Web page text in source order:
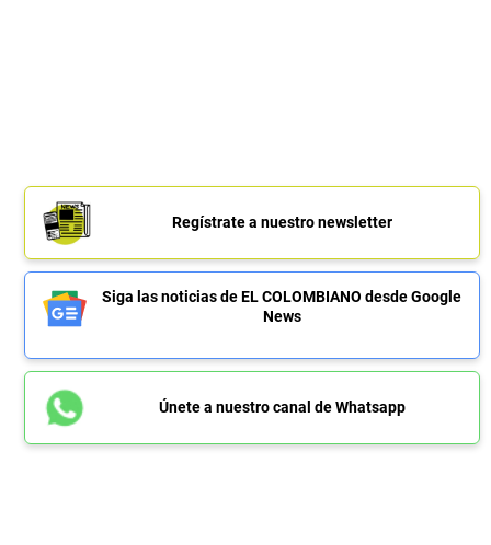
Regístrate a nuestro newsletter
Siga las noticias de EL COLOMBIANO desde Google
News
Únete a nuestro canal de Whatsapp